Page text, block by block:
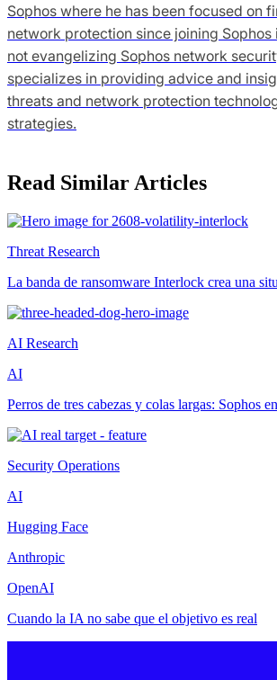
Sophos where he has been focused on
network protection since joining Sophos
not evangelizing Sophos network
specializes in providing advice and
threats and network protection
strategies.
Read Similar Articles
Threat Research
La banda de ransomware Interlock crea una
AI Research
AI
Perros de tres cabezas y colas largas: Sophos
Security Operations
AI
Hugging Face
Anthropic
OpenAI
Cuando la IA no sabe que el objetivo es real